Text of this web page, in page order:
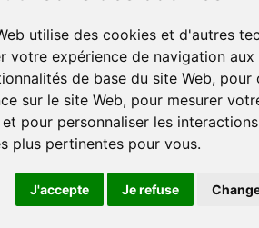
utilise des cookies et d'autres
votre expérience de navigation aux
de base du site Web, pour
sur le site Web, pour mesurer
pour personnaliser les
plus pertinentes pour vous.
J'accepte Je refuse
EN LIGNE
CROP